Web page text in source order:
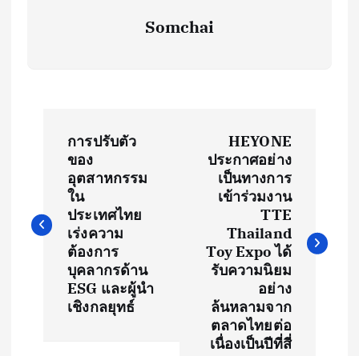
Somchai
s
t
การปรับตัว
ของ
อุตสาหกรรม
ใน
ประเทศไทย
เร่งความ
ต้องการ
บุคลากรด้าน
ESG และผู้นำ
เชิงกลยุทธ์
HEYONE
ประกาศอย่าง
เป็นทางการ
เข้าร่วมงาน
TTE
Thailand
Toy Expo ได้
รับความนิยม
อย่าง
ล้นหลามจาก
ตลาดไทยต่อ
เนื่องเป็นปีที่สี่